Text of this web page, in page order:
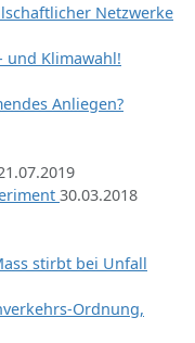
Netzwerke
und Klimawahl!
Anliegen?
30.03.2018
stirbt bei Unfall
Ordnung,